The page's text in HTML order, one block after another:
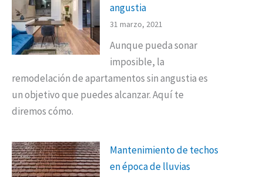
angustia
31 marzo, 2021
Aunque pueda sonar
imposible, la
remodelación de apartamentos sin angustia es
un objetivo que puedes alcanzar. Aquí te
diremos cómo.
Mantenimiento de techos
en época de lluvias